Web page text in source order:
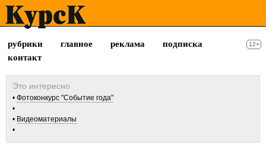
рубрики главное реклама
подписка
контакт
12+
Фотоконкурс "Событие года"
Видеоматериалы